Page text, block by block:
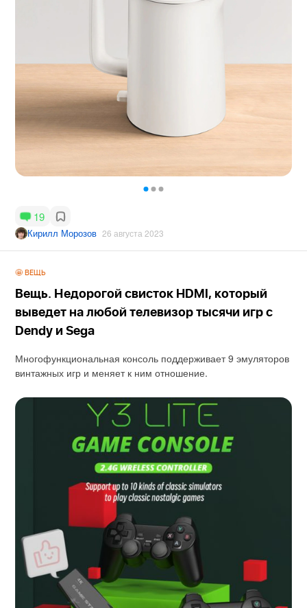
19
Кирилл Морозов 26 августа 2023
🤩 ВЕЩЬ
Вещь. Недорогой свисток HDMI, который
выведет на любой телевизор тысячи игр с
Dendy и Sega
Многофункциональная консоль поддерживает 9 эмуляторов
винтажных игр и меняет к ним отношение.